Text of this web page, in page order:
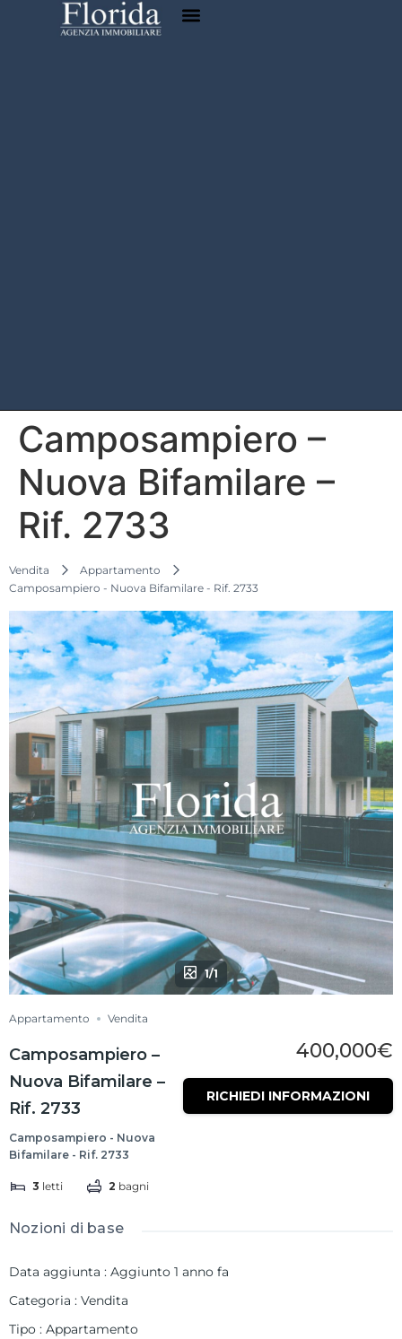
Camposampiero –
Nuova Bifamilare –
Rif. 2733
Vendita
Appartamento
Camposampiero - Nuova Bifamilare - Rif. 2733
1/1
Appartamento Vendita
Camposampiero –
Nuova Bifamilare –
Rif. 2733
Camposampiero - Nuova
Bifamilare - Rif. 2733
3 letti 2 bagni
400,000€
RICHIEDI INFORMAZIONI
Nozioni di base
Data aggiunta : Aggiunto 1 anno fa
Categoria : Vendita
Tipo : Appartamento